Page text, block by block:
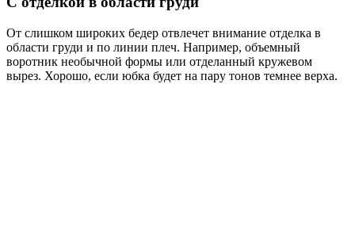
От слишком широких бедер отвлечет внимание отделка в
области груди и по линии плеч. Например, объемный
воротник необычной формы или отделанный кружевом
вырез. Хорошо, если юбка будет на пару тонов темнее верха.